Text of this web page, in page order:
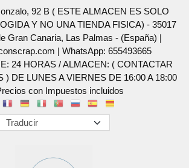
92 B ( ESTE ALMACEN ES SOLO
Y NO UNA TIENDA FISICA) - 35017
Gran Canaria, Las Palmas - (España) |
| WhatsApp: 655493665
24 HORAS / ALMACEN: ( CONTACTAR
) DE LUNES A VIERNES DE 16:00 A 18:00
con Impuestos incluidos